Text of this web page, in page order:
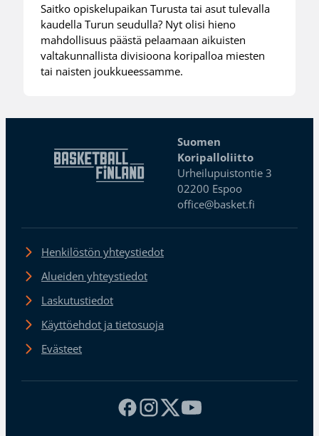
Saitko opiskelupaikan Turusta tai asut tulevalla
kaudella Turun seudulla? Nyt olisi hieno
mahdollisuus päästä pelaamaan aikuisten
valtakunnallista divisioona koripalloa miesten
tai naisten joukkueessamme.
Suomen
Koripalloliitto
Urheilupuistontie 3
02200 Espoo
office@basket.fi
Henkilöstön yhteystiedot
Alueiden yhteystiedot
Laskutustiedot
Käyttöehdot ja tietosuoja
Evästeet